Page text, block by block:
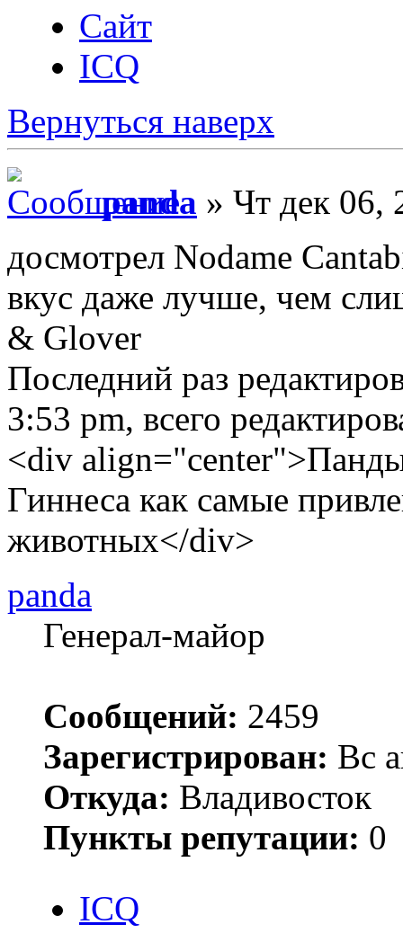
Сайт
ICQ
Вернуться наверх
panda » Чт дек 06,
досмотрел Nodame
вкус даже лучше, чем
& Glover
Последний раз
3:53 pm, всего
<div
Гиннеса как самые
животных</div>
panda
Генерал-майор
Сообщений: 2459
Зарегистрирован: Вс
Откуда: Владивосток
Пункты репутации: 0
ICQ